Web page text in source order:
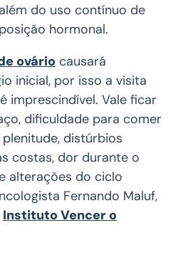
do uso contínuo de
hormonal.
ovário causará
inicial, por isso a visita
imprescindível. Vale ficar
dificuldade para comer
distúrbios
costas, dor durante o
alterações do ciclo
Fernando Maluf,
Instituto Vencer o